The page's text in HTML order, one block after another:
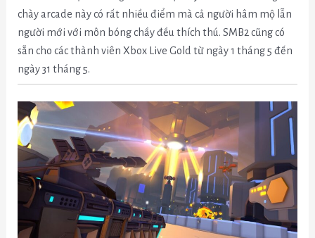
chày arcade này có rất nhiều điểm mà cả người hâm mộ lẫn
người mới với môn bóng chầy đều thích thú. SMB2 cũng có
sẵn cho các thành viên Xbox Live Gold từ ngày 1 tháng 5 đến
ngày 31 tháng 5.